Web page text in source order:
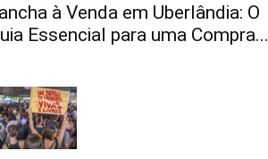
à Venda em Uberlândia: O
Essencial para uma Compra...